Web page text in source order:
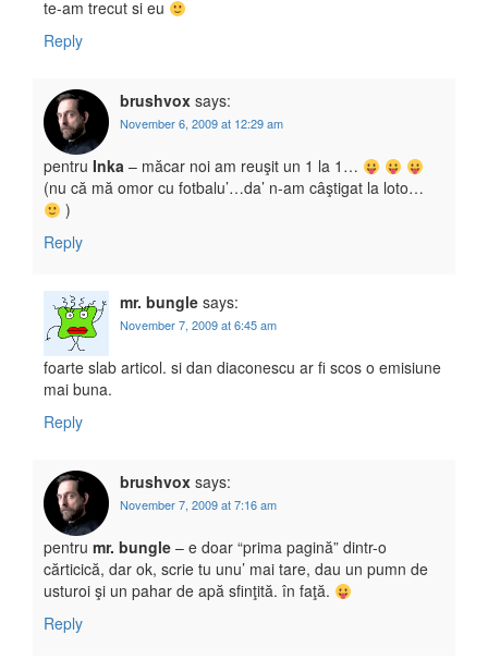
te-am trecut si eu
Reply
brushvox says:
November 6, 2009 at 12:29 am
pentru Inka – măcar noi am reuşit un 1 la 1…
(nu că mă omor cu fotbalu’…da’ n-am câştigat la loto…
)
Reply
mr. bungle says:
November 7, 2009 at 6:45 am
foarte slab articol. si dan diaconescu ar fi scos o emisiune
mai buna.
Reply
brushvox says:
November 7, 2009 at 7:16 am
pentru mr. bungle – e doar “prima pagină” dintr-o
cărticică, dar ok, scrie tu unu’ mai tare, dau un pumn de
usturoi şi un pahar de apă sfinţită. în faţă.
Reply